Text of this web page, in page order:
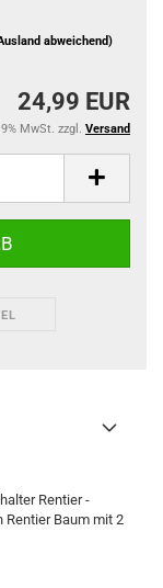
abweichend)
24,99 EUR
MwSt. zzgl. Versand
Rentier -
Baum mit 2